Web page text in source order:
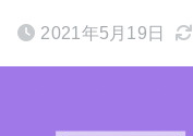
2021年5月19日